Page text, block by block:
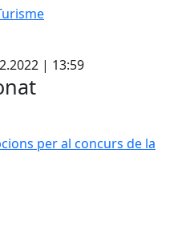
| 13:59
per al concurs de la